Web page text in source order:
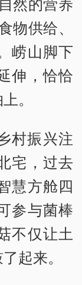
物供给、
崂山脚下
伸，恰恰
。
村振兴注
宅，过去
慧方舱四
参与菌棒
不仅让土
起来。